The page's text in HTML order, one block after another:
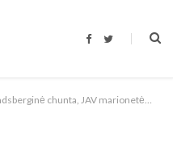
F
b
o
T
t
r